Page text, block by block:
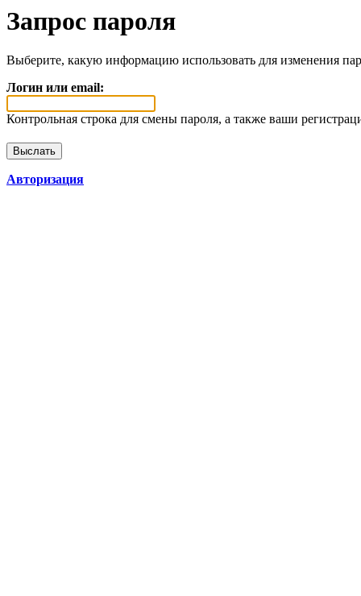
Запрос пароля
Выберите, какую информацию использовать для изменения
Логин или email:
Контрольная строка для смены пароля, а также ваши
Авторизация